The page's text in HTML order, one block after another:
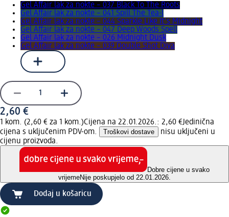
Gel Affair lak za nokte – 037 Black To The Roots
Gel Affair lak za nokte – 041 Spill The Tea-l
Gel Affair lak za nokte – 044 Sparkle Like It's Midnight
Gel Affair lak za nokte – 047 Deep Woods Spell
Gel Affair lak za nokte – 026 Midnight Dusk
Gel Affair lak za nokte – 039 Double Shot Diva
2,60 €
1 kom. (2,60 € za 1 kom.)Cijena na 22.01.2026.: 2,60 €Jedinična
cijena s uključenim PDV-om.
Troškovi dostave
nisu uključeni u
cijenu proizvoda.
Dobre cijene u svako
vrijemeNije poskupjelo od 22.01.2026.
Dodaj u košaricu